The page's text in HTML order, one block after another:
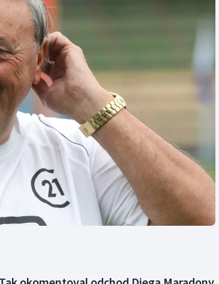
Moderní pětiboj
Motorsport
Olympijské hry
Parasport
Plavání
Plážový volejbal